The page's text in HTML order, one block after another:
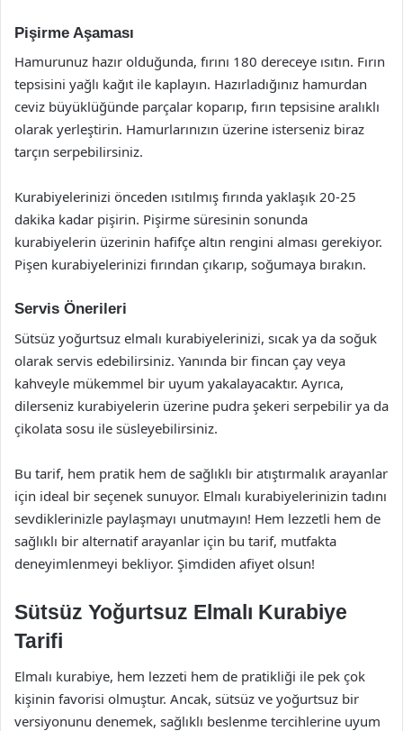
Pişirme Aşaması
Hamurunuz hazır olduğunda, fırını 180 dereceye ısıtın. Fırın
tepsisini yağlı kağıt ile kaplayın. Hazırladığınız hamurdan
ceviz büyüklüğünde parçalar koparıp, fırın tepsisine aralıklı
olarak yerleştirin. Hamurlarınızın üzerine isterseniz biraz
tarçın serpebilirsiniz.
Kurabiyelerinizi önceden ısıtılmış fırında yaklaşık 20-25
dakika kadar pişirin. Pişirme süresinin sonunda
kurabiyelerin üzerinin hafifçe altın rengini alması gerekiyor.
Pişen kurabiyelerinizi fırından çıkarıp, soğumaya bırakın.
Servis Önerileri
Sütsüz yoğurtsuz elmalı kurabiyelerinizi, sıcak ya da soğuk
olarak servis edebilirsiniz. Yanında bir fincan çay veya
kahveyle mükemmel bir uyum yakalayacaktır. Ayrıca,
dilerseniz kurabiyelerin üzerine pudra şekeri serpebilir ya da
çikolata sosu ile süsleyebilirsiniz.
Bu tarif, hem pratik hem de sağlıklı bir atıştırmalık arayanlar
için ideal bir seçenek sunuyor. Elmalı kurabiyelerinizin tadını
sevdiklerinizle paylaşmayı unutmayın! Hem lezzetli hem de
sağlıklı bir alternatif arayanlar için bu tarif, mutfakta
deneyimlenmeyi bekliyor. Şimdiden afiyet olsun!
Sütsüz Yoğurtsuz Elmalı Kurabiye
Tarifi
Elmalı kurabiye, hem lezzeti hem de pratikliği ile pek çok
kişinin favorisi olmuştur. Ancak, sütsüz ve yoğurtsuz bir
versiyonunu denemek, sağlıklı beslenme tercihlerine uyum